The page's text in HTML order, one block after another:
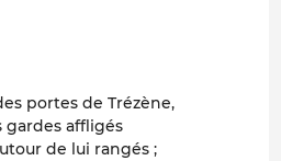
portes de Trézène,
gardes affligés
de lui rangés ;